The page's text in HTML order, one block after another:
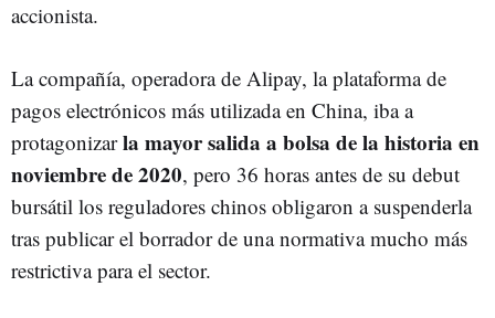
accionista.
La compañía, operadora de Alipay, la plataforma de
pagos electrónicos más utilizada en China, iba a
protagonizarla mayor salida a bolsa de la historia en
noviembre de 2020, pero 36 horas antes de su debut
bursátil los reguladores chinos obligaron a suspenderla
tras publicar el borrador de una normativa mucho más
restrictiva para el sector.